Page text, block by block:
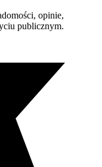
opinie,
publicznym.